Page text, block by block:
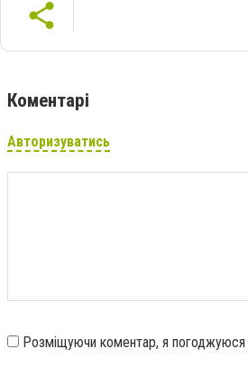
Коментарі
Авторизуватись
Розміщуючи коментар, я погоджуюся